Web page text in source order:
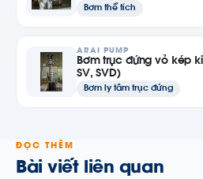
Bơm thể tích
ARAI PUMP
Bơm trục đứng vỏ kép
SV, SVD)
Bơm ly tâm trục đứng
ĐỌC THÊM
Bài viết liên quan